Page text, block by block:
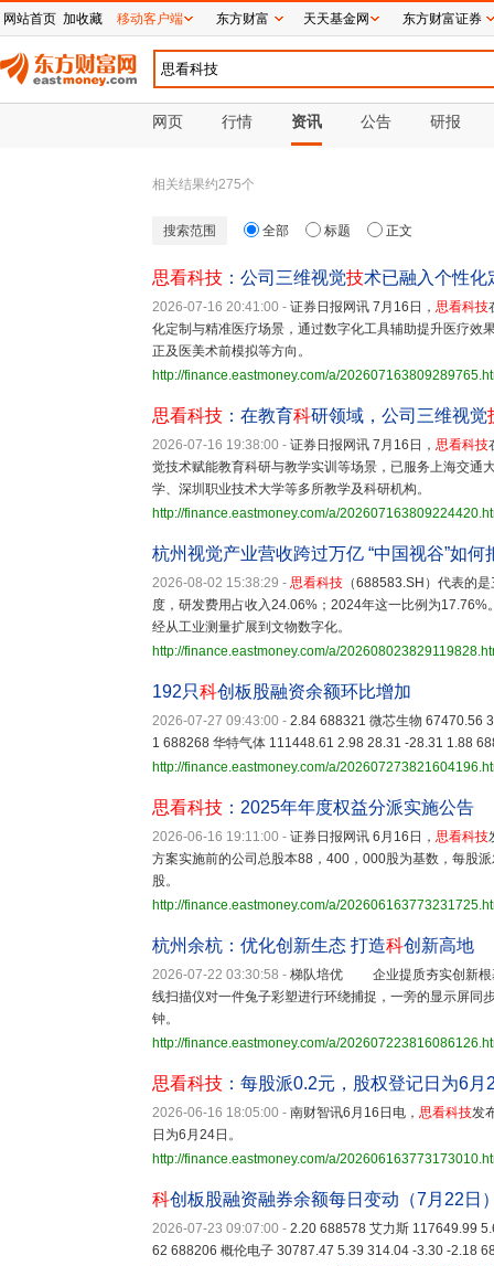
网页 行情 资讯 公告 研报
相关结果约275个
搜索范围 全部 标题 正文
思看科技 ：公司三维视觉技术已融入个性化
2026-07-16 20:41:00 - 证券日报网讯 7月16日， 思看科技
化定制与精准医疗场景，通过数字化工具辅助提升医疗效
正及医美术前模拟等方向。
http://finance.eastmoney.com/a/
思看科技 ：在教育科研领域，公司三维视觉
2026-07-16 19:38:00 - 证券日报网讯 7月16日， 思看科技
觉技术赋能教育科研与教学实训等场景，已服务上海交通
学、深圳职业技术大学等多所教学及科研机构。
http://finance.eastmoney.com/a/
杭州视觉产业营收跨过万亿 “中国视谷”如何
2026-08-02 15:38:29 - 思看科技 （688583.SH）代表的
度，研发费用占收入24.06%；2024年这一比例为
经从工业测量扩展到文物数字化。
http://finance.eastmoney.com/a/
192只科创板股融资余额环比增加
2026-07-27 09:43:00 - 2.84 688321 微芯生物 67470.56
1 688268 华特气体 111448.61 2.98 28.31 -28.31 1.88
http://finance.eastmoney.com/a/
思看科技 ：2025年年度权益分派实施公告
2026-06-16 19:11:00 - 证券日报网讯 6月16日， 思看科技
方案实施前的公司总股本88，400，000股为基数，每股
股。
http://finance.eastmoney.com/a/
杭州余杭：优化创新生态 打造科创新高地
2026-07-22 03:30:58 - 梯队培优 企业提质夯实创
线扫描仪对一件兔子彩塑进行环绕捕捉，一旁的显示屏同
钟。
http://finance.eastmoney.com/a/
思看科技 ：每股派0.2元，股权登记日为6月
2026-06-16 18:05:00 - 南财智讯6月16日电， 思看科技发
日为6月24日。
http://finance.eastmoney.com/a/
科创板股融资融券余额每日变动（7月22日
2026-07-23 09:07:00 - 2.20 688578 艾力斯 117649.99
62 688206 概伦电子 30787.47 5.39 314.04 -3.30 -2.18
网站首页 加收藏 移动客户端 东方财富 天天基金网 东方财富证券